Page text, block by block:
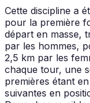
Cette discipline a
pour la première
départ en masse,
par les hommes,
2,5 km par les
chaque tour, une
premières étant
suivantes en